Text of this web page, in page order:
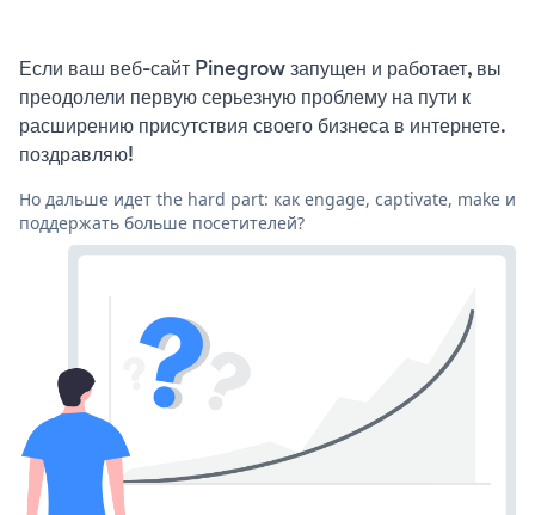
Если ваш веб-сайт Pinegrow запущен и работает, вы
преодолели первую серьезную проблему на пути к
расширению присутствия своего бизнеса в интернете.
поздравляю!
Но дальше идет the hard part: как engage, captivate, make и
поддержать больше посетителей?